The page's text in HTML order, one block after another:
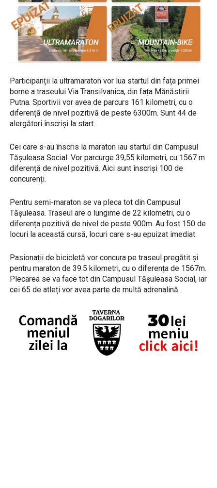
Participanții la ultramaraton vor lua startul din fața primei
borne a traseului Via Transilvanica, din fața Mănăstirii
Putna. Sportivii vor avea de parcurs 161 kilometri, cu o
diferență de nivel pozitivă de peste 6300m. Sunt 44 de
alergători înscriși la start.
Cei care s-au înscris la maraton iau startul din Campusul
Tășuleasa Social. Vor parcurge 39,55 kilometri, cu 1567 m
diferență de nivel pozitivă. Aici sunt înscriși 100 de
concurenți.
Pentru semi-maraton se va pleca tot din Campusul
Tășuleasa. Traseul are o lungime de 22 kilometri, cu o
diferența pozitivă de nivel de peste 900m. Au fost 150 de
locuri la această cursă, locuri care s-au epuizat imediat.
Pasionații de bicicletă vor concura pe traseul pregătit și
pentru maraton de 39.5 kilometri, cu o diferența de 1567m.
Plecarea se va face tot din Campusul Tășuleasa Social, iar
cei 65 de atleți vor avea parte de multă adrenalină.